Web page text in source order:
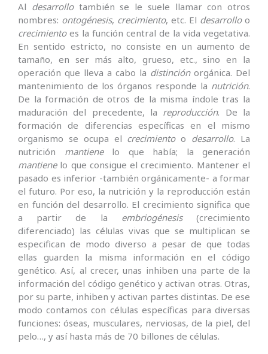
Al desarrollotambién se le suele llamar con otros
nombres: ontogénesis, crecimiento, etc. El desarrolloo
crecimientoes la función central de la vida vegetativa.
En sentido estricto, no consiste en un aumento de
tamaño, en ser más alto, grueso, etc., sino en la
operación que lleva a cabo la distinciónorgánica. Del
mantenimiento de los órganos responde la nutrición.
De la formación de otros de la misma índole tras la
maduración del precedente, la reproducción. De la
formación de diferencias específicas en el mismo
organismo se ocupa el crecimientoo desarrollo. La
nutrición mantienelo que había; la generación
mantienelo que consigue el crecimiento. Mantener el
pasado es inferior -también orgánicamente- a formar
el futuro. Por eso, la nutrición y la reproducción están
en función del desarrollo. El crecimiento significa que
a partir de la embriogénesis(crecimiento
diferenciado) las células vivas que se multiplican se
especifican de modo diverso a pesar de que todas
ellas guarden la misma información en el código
genético. Así, al crecer, unas inhiben una parte de la
información del código genético y activan otras. Otras,
por su parte, inhiben y activan partes distintas. De ese
modo contamos con células específicas para diversas
funciones: óseas, musculares, nerviosas, de la piel, del
pelo…, y así hasta más de 70 billones de células.